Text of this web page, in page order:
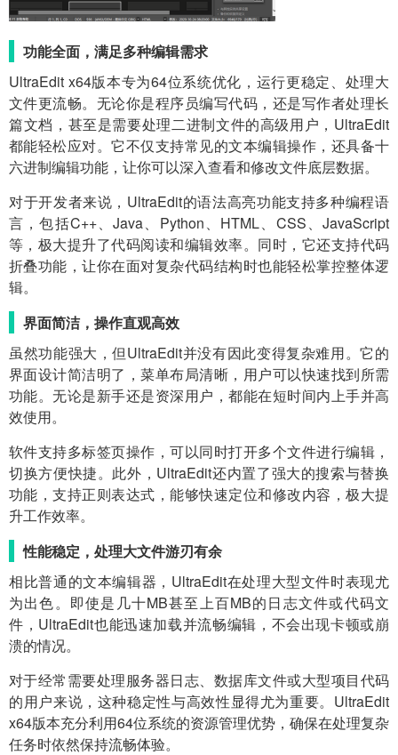
功能全面，满足多种编辑需求
UltraEdit x64版本专为64位系统优化，运行更稳定、处理大
文件更流畅。无论你是程序员编写代码，还是写作者处理长
篇文档，甚至是需要处理二进制文件的高级用户，UltraEdit
都能轻松应对。它不仅支持常见的文本编辑操作，还具备十
六进制编辑功能，让你可以深入查看和修改文件底层数据。
对于开发者来说，UltraEdit的语法高亮功能支持多种编程语
言，包括C++、Java、Python、HTML、CSS、JavaScript
等，极大提升了代码阅读和编辑效率。同时，它还支持代码
折叠功能，让你在面对复杂代码结构时也能轻松掌控整体逻
辑。
界面简洁，操作直观高效
虽然功能强大，但UltraEdit并没有因此变得复杂难用。它的
界面设计简洁明了，菜单布局清晰，用户可以快速找到所需
功能。无论是新手还是资深用户，都能在短时间内上手并高
效使用。
软件支持多标签页操作，可以同时打开多个文件进行编辑，
切换方便快捷。此外，UltraEdit还内置了强大的搜索与替换
功能，支持正则表达式，能够快速定位和修改内容，极大提
升工作效率。
性能稳定，处理大文件游刃有余
相比普通的文本编辑器，UltraEdit在处理大型文件时表现尤
为出色。即使是几十MB甚至上百MB的日志文件或代码文
件，UltraEdit也能迅速加载并流畅编辑，不会出现卡顿或崩
溃的情况。
对于经常需要处理服务器日志、数据库文件或大型项目代码
的用户来说，这种稳定性与高效性显得尤为重要。UltraEdit
x64版本充分利用64位系统的资源管理优势，确保在处理复杂
任务时依然保持流畅体验。